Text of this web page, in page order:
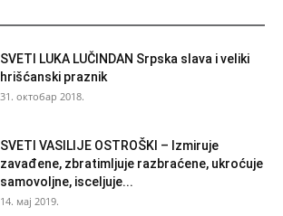
SVETI LUKA LUČINDAN Srpska slava i veliki
hrišćanski praznik
31. октобар 2018.
SVETI VASILIJE OSTROŠKI – Izmiruje
zavađene, zbratimljuje razbraćene, ukroćuje
samovoljne, isceljuje...
14. мај 2019.